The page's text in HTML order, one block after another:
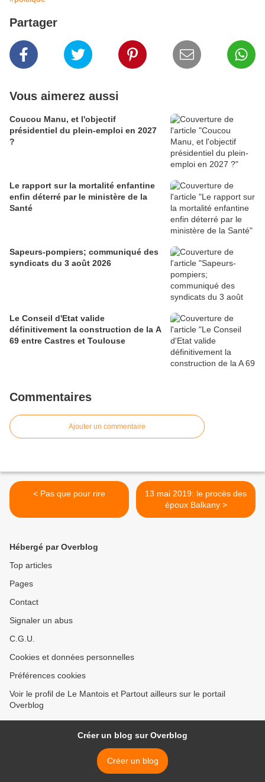
Partager
Vous aimerez aussi
Coucou Manu, et l'objectif
présidentiel du plein-emploi en 2027
?
Le rapport sur la mortalité enfantine
enfin déterré par le ministère de la
Santé
Sapeurs-pompiers; communiqué des
syndicats du 3 août 2026
Le Conseil d'Etat valide
définitivement la construction de la A
69 entre Castres et Toulouse
Commentaires
Ajouter un commentaire
< Pas que pour rire
13 mai 2019: le procès des
époux Balkany >
Hébergé par Overblog
Top articles
Pages
Contact
Signaler un abus
C.G.U.
Cookies et données personnelles
Préférences cookies
Voir le profil de Le Mantois et Partout ailleurs sur le portail
Overblog
Créer un blog sur Overblog
Créer un blog